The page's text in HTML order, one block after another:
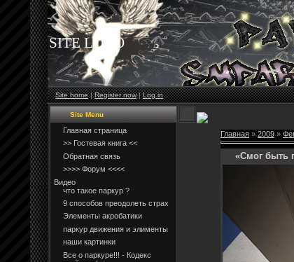
SITE LOGO
Site home|Register now|Log in
Site Menu
Главная страница
>> Гостевая книга <<
Обратная связь
>>>> Форум <<<<
Видео
что такое паркур ?
9 способов преодолеть страх
Элементы акробатики
паркур движения и элименты
наши картинки
Все о паркуре!!! - Кодекс
Главная » 2009 »
«Смог быть